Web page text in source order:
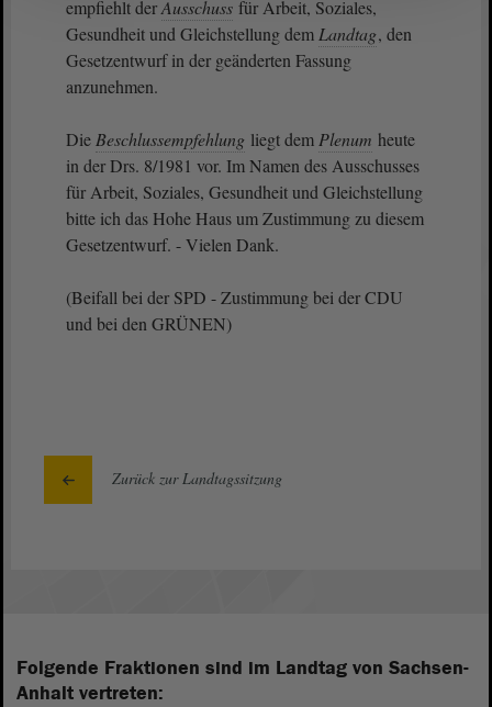
empfiehlt derAusschuss für Arbeit, Soziales,
Gesundheit und Gleichstellung dem Landtag, den
Gesetzentwurf in der geänderten Fassung
anzunehmen.
Die Beschlussempfehlung liegt dem Plenum heute
in der Drs. 8/1981 vor. Im Namen des Ausschusses
für Arbeit, Soziales, Gesundheit und Gleichstellung
bitte ich das Hohe Haus um Zustimmung zu diesem
Gesetzentwurf. - Vielen Dank.
(Beifall bei der SPD - Zustimmung bei der CDU
und bei den GRÜNEN)
Zurück zur Landtagssitzung
Folgende Fraktionen sind im Landtag von Sachsen-
Anhalt vertreten: